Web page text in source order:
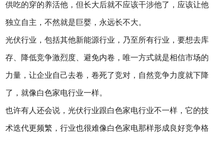
供吃的穿的养活他，但长大后就不应该干涉他了，应该让他
独立自主，不然就是巨婴，永远长不大。
光伏行业，包括其他新能源行业，乃至所有行业，要想去库
存、降低竞争激烈度、避免内卷，唯一方式就是相信市场的
力量，让企业自己去卷，卷死了竞对，自然竞争力度就下降
了，就像白色家电行业一样。
也许有人还会说，光伏行业跟白色家电行业不一样，它的技
术迭代更频繁，行业也很难像白色家电那样形成良好竞争格